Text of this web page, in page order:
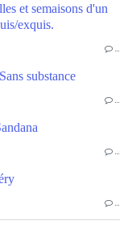
et semaisons d'un
exquis.
…
substance
…
…
…